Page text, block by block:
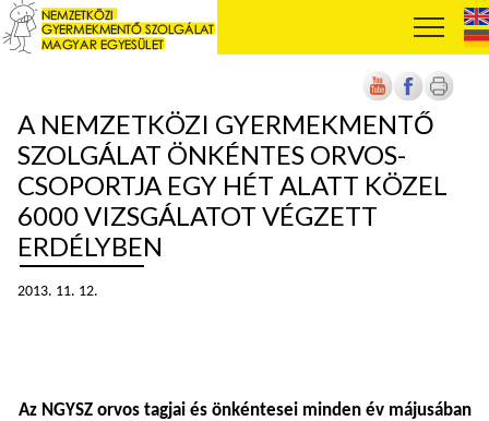
A NEMZETKÖZI GYERMEKMENTŐ
SZOLGÁLAT ÖNKÉNTES ORVOS-
CSOPORTJA EGY HÉT ALATT KÖZEL
6000 VIZSGÁLATOT VÉGZETT
ERDÉLYBEN
2013. 11. 12.
Az NGYSZ orvos tagjai és önkéntesei minden év májusában